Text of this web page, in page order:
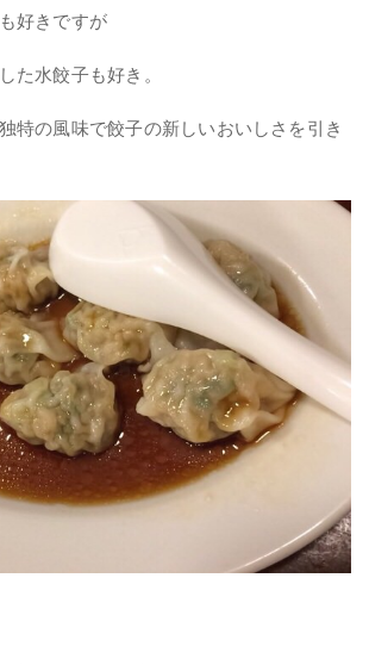
好きですが
た水餃子も好き。
特の風味で餃子の新しいおいしさを引き